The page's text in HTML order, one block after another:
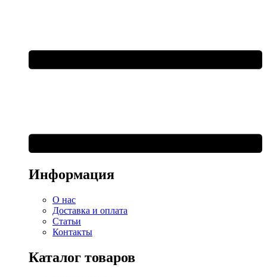
Информация
О нас
Доставка и оплата
Статьи
Контакты
Каталог товаров